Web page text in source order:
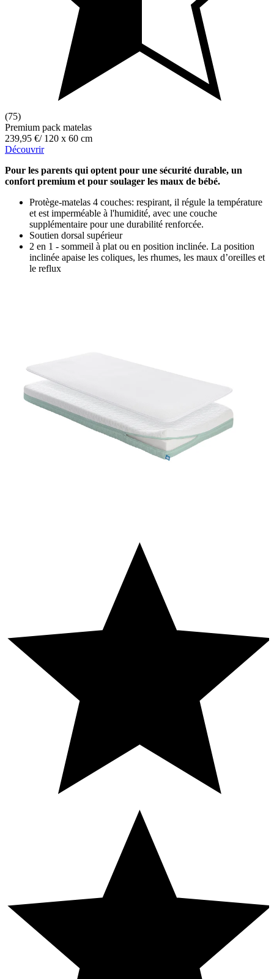
(75)
Premium pack matelas
239,95 €/ 120 x 60 cm
Découvrir
Pour les parents qui optent pour une sécurité durable, un
confort premium et pour soulager les maux de bébé.
Protège-matelas 4 couches: respirant, il régule la température
et est imperméable à l'humidité, avec une couche
supplémentaire pour une durabilité renforcée.
Soutien dorsal supérieur
2 en 1 - sommeil à plat ou en position inclinée. La position
inclinée apaise les coliques, les rhumes, les maux d’oreilles et
le reflux